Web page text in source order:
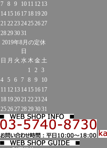
7 8 9 10 11 12 13
14 15 16 17 18 1920
21 222324252627
28293031
2019年8月の定休
日
日 月 火 水 木 金 土
1
2 3
4 5 6 7 8 9
10
11 12 13 14 15 16 17
18 192021 222324
25262728293031